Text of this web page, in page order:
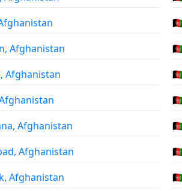
Afghanistan
Afghanistan
Afghanistan
Afghanistan
Afghanistan